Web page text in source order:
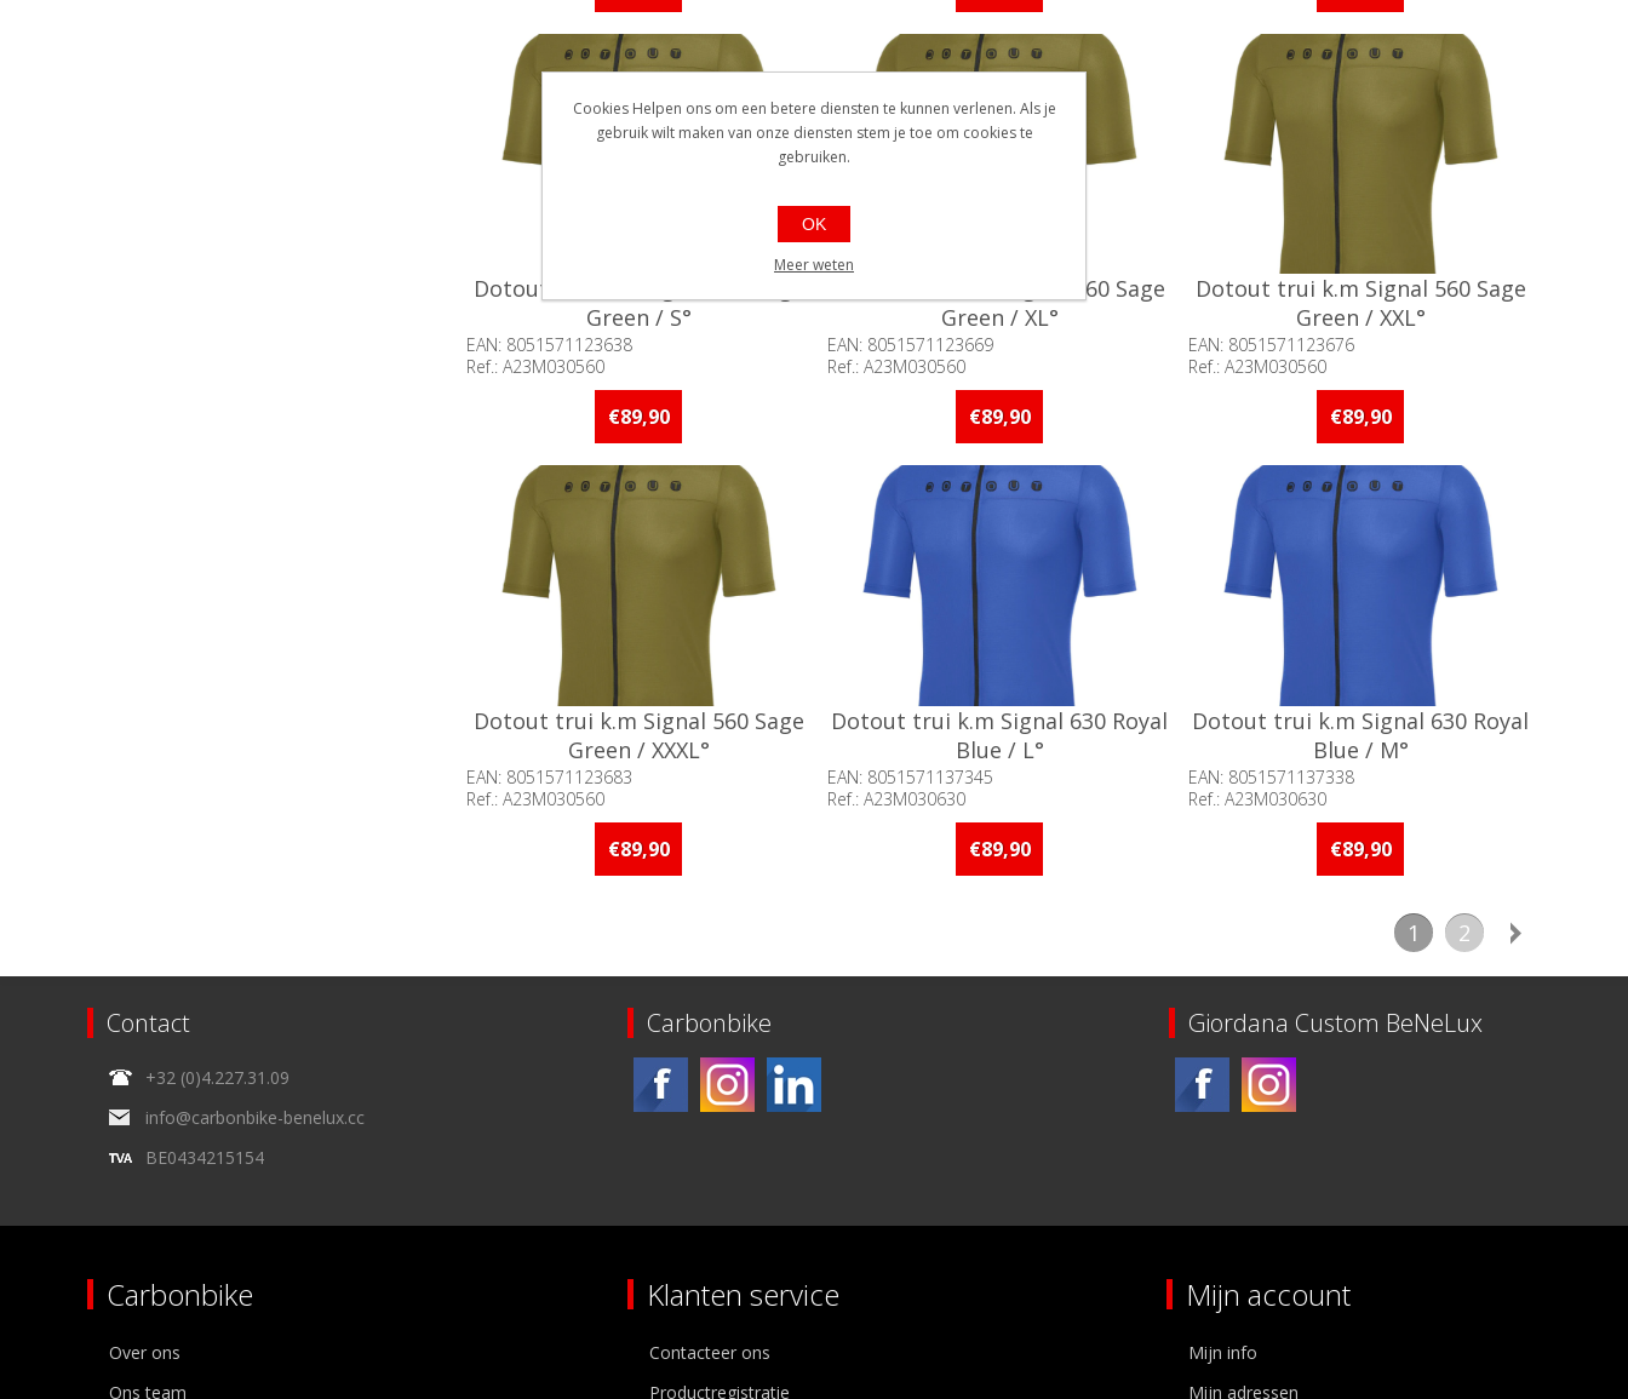
Dotout trui k.m Signal 560 Sage
Green / S°
EAN: 8051571123638
Ref.: A23M030560
Beschikbaarheid:: Minder dan 5 stuks
€89,90
Dotout trui k.m Signal 560 Sage
Green / XL°
EAN: 8051571123669
Ref.: A23M030560
Beschikbaarheid:: Minder dan 5 stuks
€89,90
Dotout trui k.m Signal 560 Sage
Green / XXL°
EAN: 8051571123676
Ref.: A23M030560
Beschikbaarheid:: Niet voorradig
€89,90
Dotout trui k.m Signal 560 Sage
Green / XXXL°
EAN: 8051571123683
Ref.: A23M030560
Beschikbaarheid:: Minder dan 5 stuks
€89,90
Dotout trui k.m Signal 630 Royal
Blue / L°
EAN: 8051571137345
Ref.: A23M030630
Beschikbaarheid:: Minder dan 5 stuks
€89,90
Dotout trui k.m Signal 630 Royal
Blue / M°
EAN: 8051571137338
Ref.: A23M030630
Beschikbaarheid:: Minder dan 5 stuks
€89,90
1 2
Contact
+32 (0)4.227.31.09
info@carbonbike-benelux.cc
BE0434215154
Carbonbike Giordana Custom BeNeLux
Carbonbike
Over ons
Ons team
Klanten service
Contacteer ons
Productregistratie
Mijn account
Mijn info
Mijn adressen
Cookies Helpen ons om een betere diensten te kunnen verlenen. Als je
gebruik wilt maken van onze diensten stem je toe om cookies te
gebruiken.
OK
Meer weten